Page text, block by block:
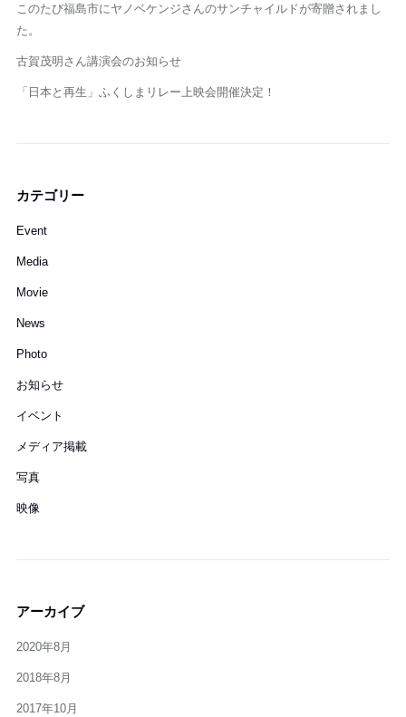
このたび福島市にヤノベケンジさんのサンチャイルドが寄贈されまし
た。
古賀茂明さん講演会のお知らせ
「日本と再生」ふくしまリレー上映会開催決定！
カテゴリー
Event
Media
Movie
News
Photo
お知らせ
イベント
メディア掲載
写真
映像
アーカイブ
2020年8月
2018年8月
2017年10月